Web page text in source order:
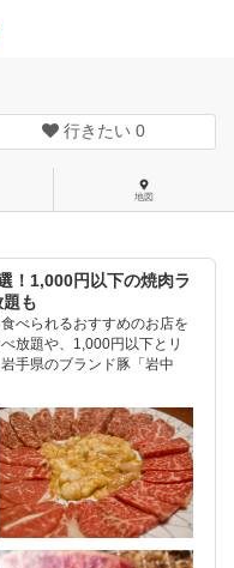
行きたい 0
地図
！1,000円以下の焼肉ラ
も
べられるおすすめのお店を
放題や、1,000円以下とリ
手県のブランド豚「岩中